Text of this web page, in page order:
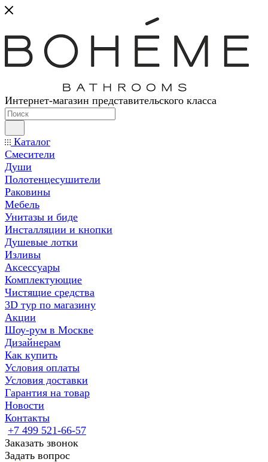
Интернет-магазин представительского класса
Каталог
Смесители
Души
Полотенцесушители
Раковины
Мебель
Унитазы и биде
Инсталляции и кнопки
Душевые лотки
Изливы
Аксессуары
Комплектующие
Чистящие средства
3D тур по магазину
Акции
Шоу-рум в Москве
Дизайнерам
Как купить
Условия оплаты
Условия доставки
Гарантия на товар
Новости
Контакты
+7 499 521-66-57
Заказать звонок
Задать вопрос